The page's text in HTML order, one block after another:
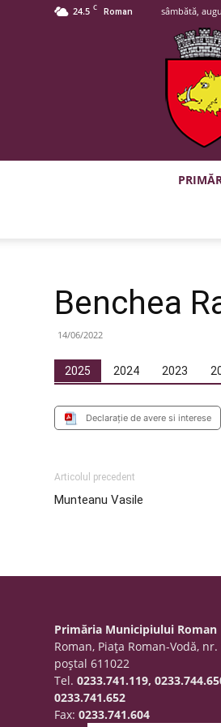
24.5 C Roman sâmbătă,
Benchea
14/06/2022
2025 2024 2023
Declaraţie de avere si interese
Articolul precedent
Munteanu Vasile
Primăria Municipiului Roman
Roman, Piaţa Roman-Vodă,
poştal 611022
Tel.0233.741.119,
0233.741.652
Fax:0233.741.604